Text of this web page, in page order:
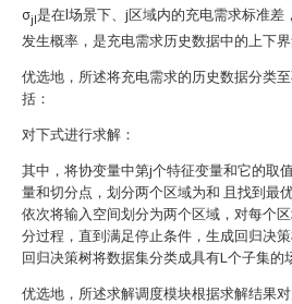
σjl是在l场景下、j区域内的充电需求标准差
发生概率， 是充电需求历史数据中的上下界
优选地，所述将充电需求的历史数据分类
括：
对下式进行求解：
其中，将协变量中第j个特征变量和它的取
量和切分点，划分两个区域为和 且 找到最
依次将输入空间划分为两个区域，对每个
分过程，直到满足停止条件，生成回归决
回归决策树将数据集分类成具有L个子集的
优选地，所述求解调度模块根据求解结果